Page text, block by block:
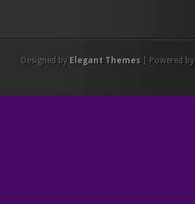
Designed by Elegant Themes| Powered by